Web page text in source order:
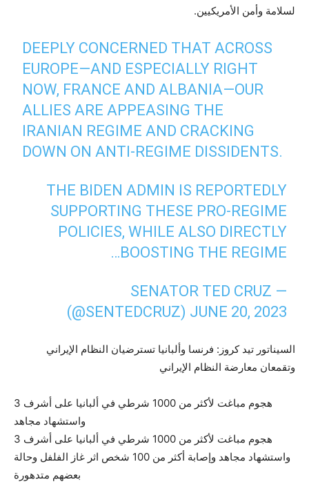
لسلامة وأمن الأمريكيين.
DEEPLY CONCERNED THAT ACROSS
EUROPE—AND ESPECIALLY RIGHT
NOW, FRANCE AND ALBANIA—OUR
ALLIES ARE APPEASING THE
IRANIAN REGIME AND CRACKING
DOWN ON ANTI-REGIME DISSIDENTS.
THE BIDEN ADMIN IS REPORTEDLY
SUPPORTING THESE PRO-REGIME
POLICIES, WHILE ALSO DIRECTLY
BOOSTING THE REGIME…
— SENATOR TED CRUZ
(@SENTEDCRUZ) JUNE 20, 2023
السيناتور تيد كروز: فرنسا وألبانيا تسترضيان النظام الإيراني
وتقمعان معارضة النظام الإيراني
هجوم مباغت لأكثر من 1000 شرطي في ألبانيا على أشرف 3
واستشهاد مجاهد
هجوم مباغت لأكثر من 1000 شرطي في ألبانيا على أشرف 3
واستشهاد مجاهد وإصابة أكثر من 100 شخص اثر غاز الفلفل وحالة
بعضهم متدهورة